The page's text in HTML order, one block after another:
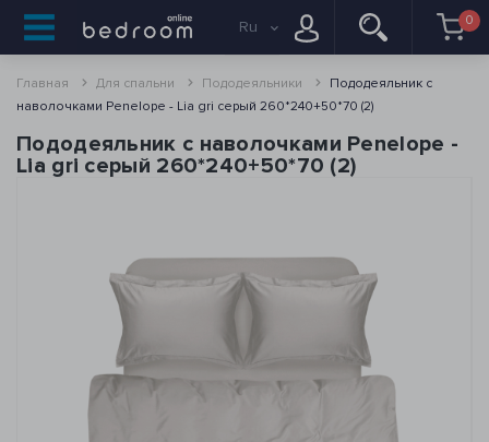
Ru 0
Главная Для спальни Пододеяльники
Пододеяльник с
наволочками Penelope - Lia gri серый 260*240+50*70 (2)
Пододеяльник с наволочками Penelope -
Lia gri серый 260*240+50*70 (2)